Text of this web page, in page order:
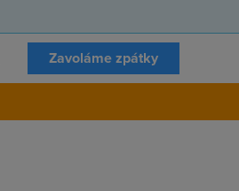
Zavoláme zpátky